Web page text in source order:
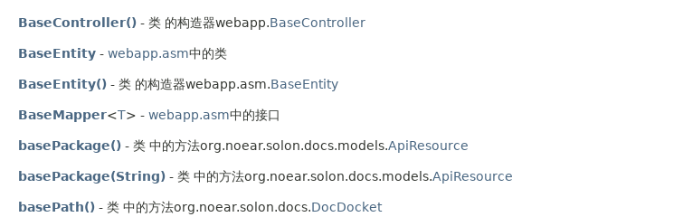
BaseController() - 类 的构造器webapp.BaseController
BaseEntity - webapp.asm中的类
BaseEntity() - 类 的构造器webapp.asm.BaseEntity
BaseMapper<T> - webapp.asm中的接口
basePackage() - 类 中的方法org.noear.solon.docs.models.ApiResource
basePackage(String) - 类 中的方法org.noear.solon.docs.models.ApiResource
basePath() - 类 中的方法org.noear.solon.docs.DocDocket